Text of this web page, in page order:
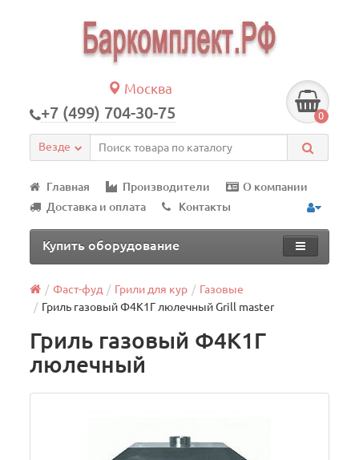
Москва
+7 (499) 704-30-75 0
Везде
Главная Производители
О компании
Доставка и оплата
Контакты
Купить оборудование
Фаст-фуд Грили для кур
Газовые
Гриль газовый Ф4К1Г люлечный Grill master
Гриль газовый Ф4К1Г
люлечный